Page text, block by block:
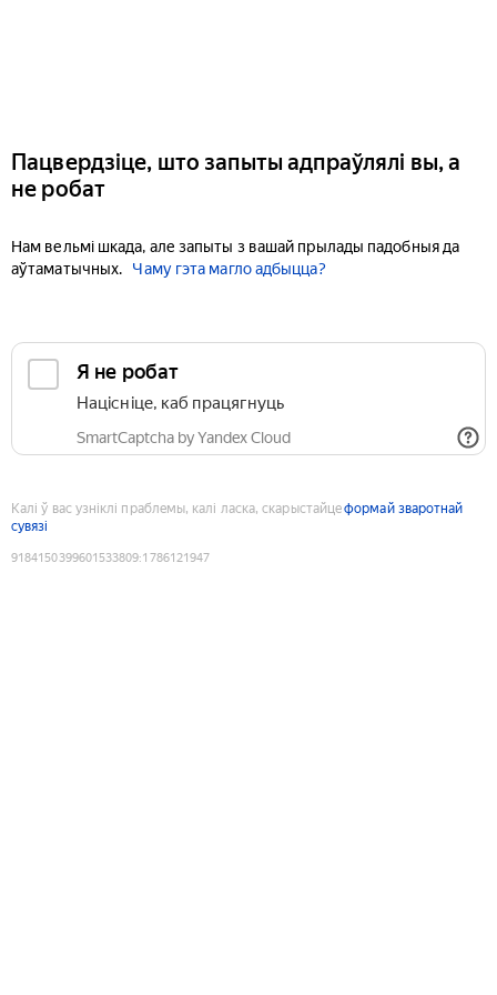
Пацвердзіце, што запыты адпраўлялі вы, а
не робат
Нам вельмі шкада, але запыты з вашай прылады падобныя да
аўтаматычных.
Чаму гэта магло адбыцца?
Я не робат
Націсніце, каб працягнуць
SmartCaptcha by Yandex Cloud
Калі ў вас узніклі праблемы, калі ласка, скарыстайцеформай зваротнай
сувязі
9184150399601533809:1786121947